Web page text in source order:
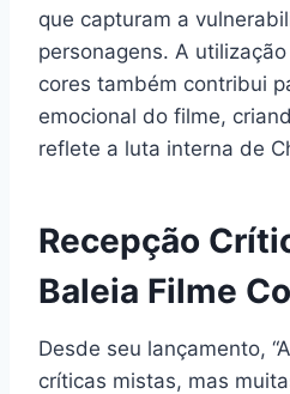
que capturam a
personagens. A
cores também contribui
emocional do filme,
reflete a luta interna de
Recepção
Baleia Filme
Desde seu lançamento,
críticas mistas, mas